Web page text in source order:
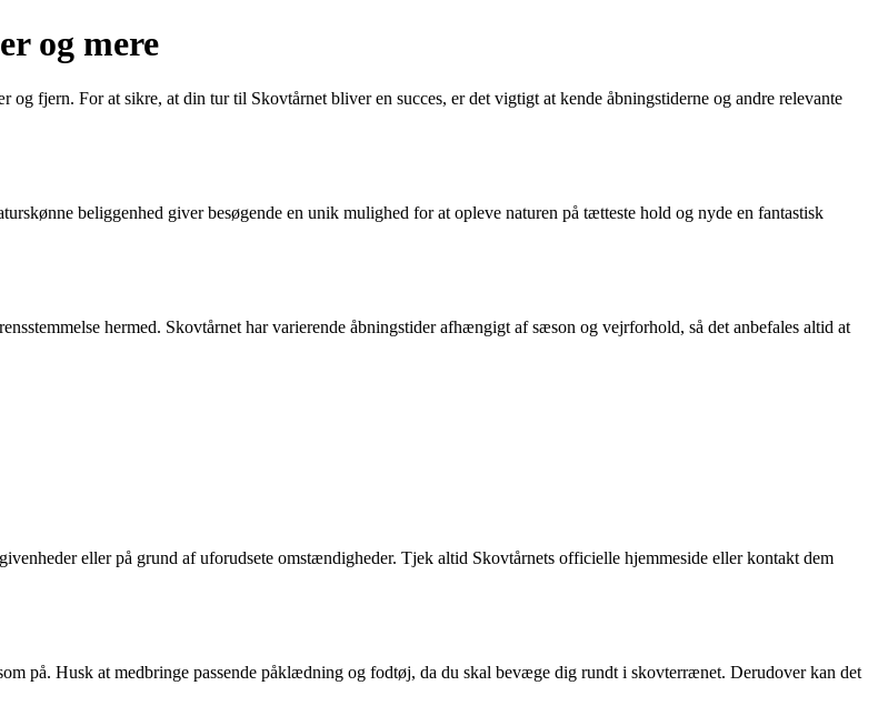
og mere
fjern. For at sikre, at din tur til Skovtårnet bliver en succes, er det vigtigt at kende åbningstiderne og andre relevante
beliggenhed giver besøgende en unik mulighed for at opleve naturen på tætteste hold og nyde en fantastisk
hermed. Skovtårnet har varierende åbningstider afhængigt af sæson og vejrforhold, så det anbefales altid at
eller på grund af uforudsete omstændigheder. Tjek altid Skovtårnets officielle hjemmeside eller kontakt dem
på. Husk at medbringe passende påklædning og fodtøj, da du skal bevæge dig rundt i skovterrænet. Derudover kan det